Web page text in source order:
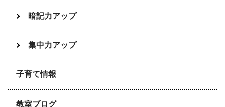
暗記力アップ
集中力アップ
子育て情報
教室ブログ